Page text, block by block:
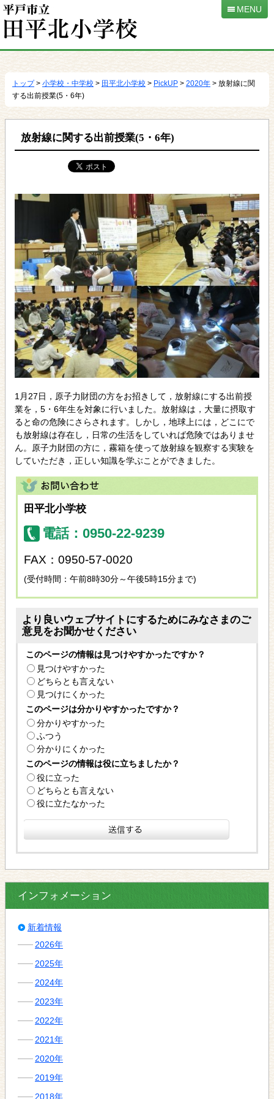
動
MENU
トップ> 小学校・中学校 > 田平北小学校 > PickUP > 2020年 > 放射線に関
する出前授業(5・6年)
放射線に関する出前授業(5・6年)
1月27日，原子力財団の方をお招きして，放射線にする出前授
業を，5・6年生を対象に行いました。放射線は，大量に摂取す
ると命の危険にさらされます。しかし，地球上には，どこにで
も放射線は存在し，日常の生活をしていれば危険ではありませ
ん。原子力財団の方に，霧箱を使って放射線を観察する実験を
していただき，正しい知識を学ぶことができました。
田平北小学校
電話：0950-22-9239
FAX：0950-57-0020
(受付時間：午前8時30分～午後5時15分まで)
より良いウェブサイトにするためにみなさまのご
意見をお聞かせください
このページの情報は見つけやすかったですか？
見つけやすかった
どちらとも言えない
見つけにくかった
このページは分かりやすかったですか？
分かりやすかった
ふつう
分かりにくかった
このページの情報は役に立ちましたか？
役に立った
どちらとも言えない
役に立たなかった
インフォメーション
新着情報
2026年
2025年
2024年
2023年
2022年
2021年
2020年
2019年
2018年